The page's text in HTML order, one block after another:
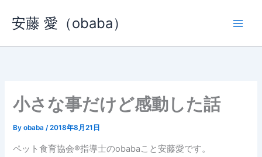
ス
安藤 愛（obaba）
小さな事だけど感動した話
Byobaba/2018年8月21日
ペット食育協会®︎指導士のobabaこと安藤愛です。